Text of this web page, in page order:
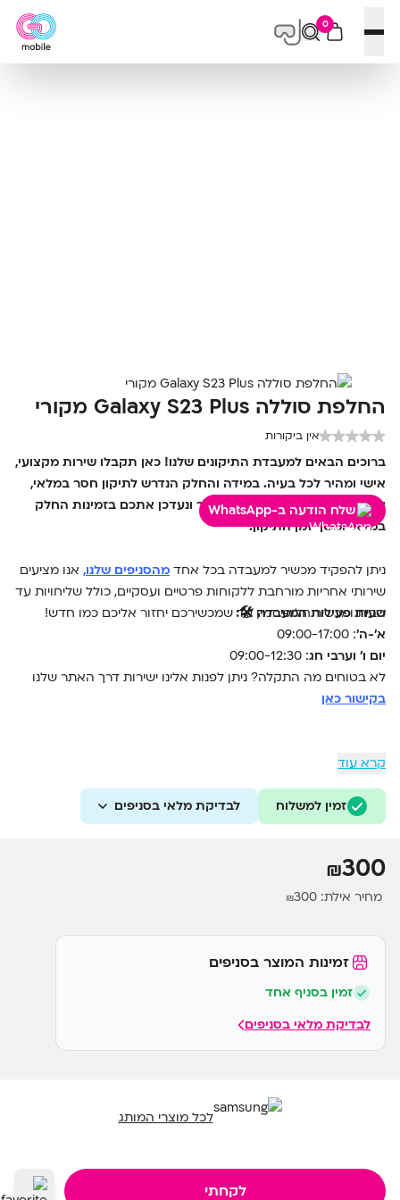
פתח תפריט
0
החלפת סוללה Galaxy S23 Plus מקורי
אין ביקורות
ברוכים הבאים למעבדת התיקונים שלנו! כאן תקבלו שירות מקצועי,
אישי ומהיר לכל בעיה. במידה והחלק הנדרש לתיקון חסר במלאי,
אין סיבה לדאגה – צרו איתנו קשר ונעדכן אתכם בזמינות החלק
במלאי ומשך זמן התיקון.
שלח הודעה ב-WhatsApp
ניתן להפקיד מכשיר למעבדה בכל אחד מהסניפים שלנו, אנו מציעים
שירותי אחריות מורחבת ללקוחות פרטיים ועסקיים, כולל שליחויות עד
הבית ומכשיר חלופי זמין עד שמכשירכם יחזור אליכם כמו חדש!
שעות פעילות המעבדה 🛠️:
א'-ה': 09:00-17:00
יום ו' וערבי חג: 09:00-12:30
לא בטוחים מה התקלה? ניתן לפנות אלינו ישירות דרך האתר שלנו
בקישור כאן
קרא עוד
זמין למשלוח לבדיקת מלאי בסניפים
₪300
מחיר אילת: ₪300
זמינות המוצר בסניפים
זמין בסניף אחד
לבדיקת מלאי בסניפים
לכל מוצרי המותג
לקחתי